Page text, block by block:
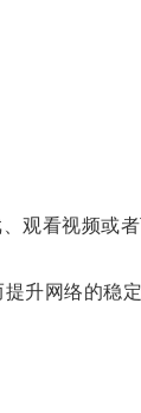
观看视频或
升网络的稳定